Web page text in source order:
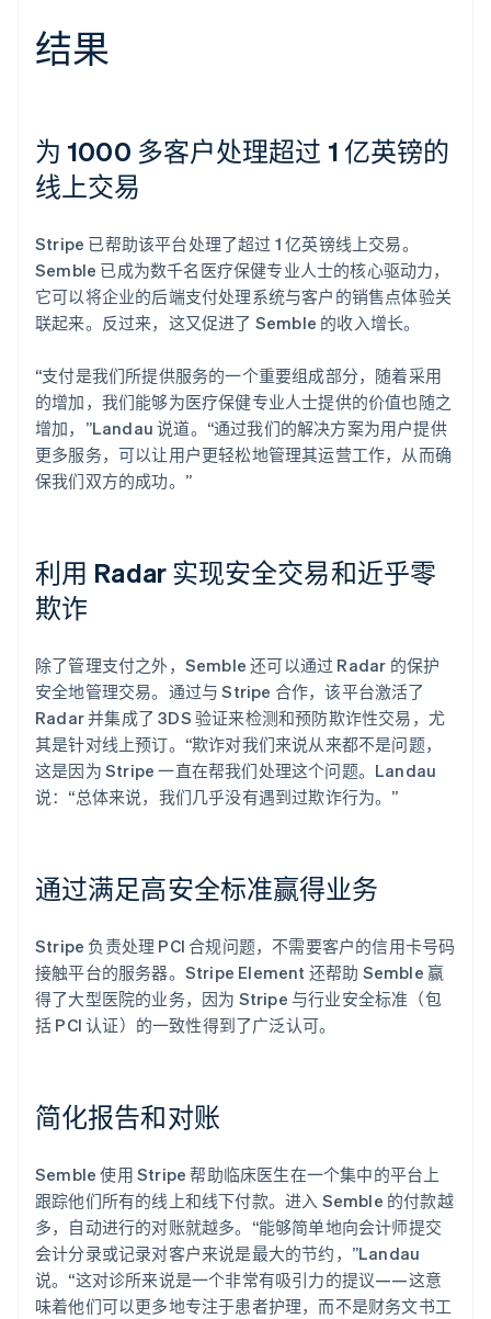
结果
为 1000 多客户处理超过 1 亿英镑的
线上交易
Stripe 已帮助该平台处理了超过 1 亿英镑线上交易。
Semble 已成为数千名医疗保健专业人士的核心驱动力，
它可以将企业的后端支付处理系统与客户的销售点体验关
联起来。反过来，这又促进了 Semble 的收入增长。
“支付是我们所提供服务的一个重要组成部分，随着采用
的增加，我们能够为医疗保健专业人士提供的价值也随之
增加，”Landau 说道。“通过我们的解决方案为用户提供
更多服务，可以让用户更轻松地管理其运营工作，从而确
保我们双方的成功。”
利用 Radar 实现安全交易和近乎零
欺诈
除了管理支付之外，Semble 还可以通过 Radar 的保护
安全地管理交易。通过与 Stripe 合作，该平台激活了
Radar 并集成了 3DS 验证来检测和预防欺诈性交易，尤
其是针对线上预订。“欺诈对我们来说从来都不是问题，
这是因为 Stripe 一直在帮我们处理这个问题。Landau
说：“总体来说，我们几乎没有遇到过欺诈行为。”
通过满足高安全标准赢得业务
Stripe 负责处理 PCI 合规问题，不需要客户的信用卡号码
接触平台的服务器。Stripe Element 还帮助 Semble 赢
得了大型医院的业务，因为 Stripe 与行业安全标准（包
括 PCI 认证）的一致性得到了广泛认可。
简化报告和对账
Semble 使用 Stripe 帮助临床医生在一个集中的平台上
跟踪他们所有的线上和线下付款。进入 Semble 的付款越
多，自动进行的对账就越多。“能够简单地向会计师提交
会计分录或记录对客户来说是最大的节约，”Landau
说。“这对诊所来说是一个非常有吸引力的提议——这意
味着他们可以更多地专注于患者护理，而不是财务文书工